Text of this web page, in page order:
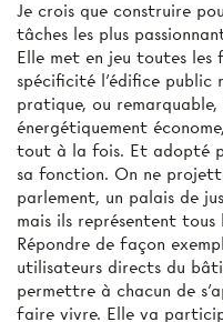
Je crois que construire
tâches les plus
Elle met en jeu toutes les
spécificité l’édifice public
pratique, ou remarquable,
énergétiquement
tout à la fois. Et adopté
sa fonction. On ne
parlement, un palais de
mais ils représentent tous
Répondre de façon
utilisateurs directs du
permettre à chacun de
faire vivre. Elle va